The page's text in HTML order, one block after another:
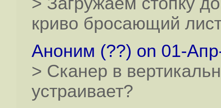
криво бросающий
Аноним (??) on 01-
> Сканер в
устраивает?